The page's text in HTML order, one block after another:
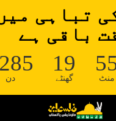
تباہی
باقی ہے
دن
19
گھنٹے منٹ